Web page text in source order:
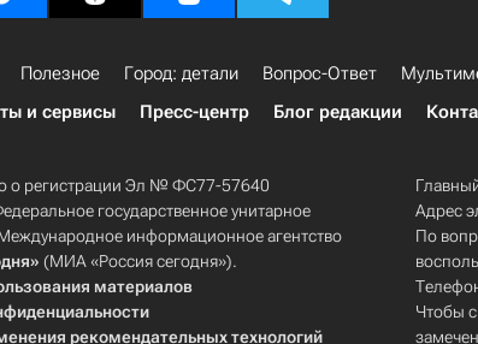
Полезное Город: детали Вопрос-Ответ
и сервисы Пресс-центр Блог редакции
о регистрации Эл № ФС77-57640
государственное унитарное
информационное агентство
(МИА «Россия сегодня»).
материалов
рекомендательных технологий
Адрес
По
Чтобы